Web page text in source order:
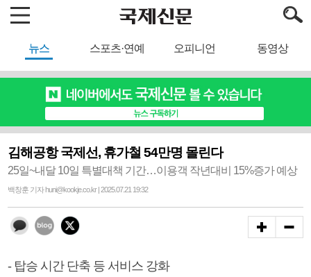
뉴스 스포츠·연예 오피니언 동영상
김해공항 국제선, 휴가철 54만명 몰린다
25일~내달 10일 특별대책 기간…이용객 작년대비 15%증가 예상
백창훈 기자 huni@kookje.co.kr | 2025.07.21 19:32
- 탑승 시간 단축 등 서비스 강화